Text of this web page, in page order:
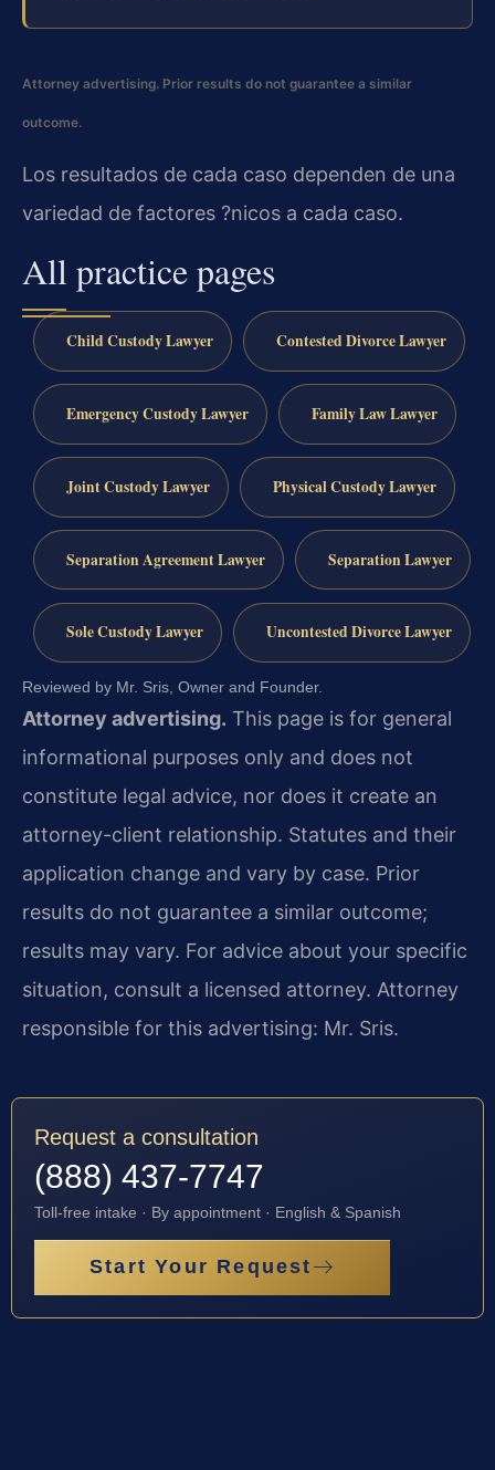
Attorney advertising. Prior results do not guarantee a similar
outcome.
Los resultados de cada caso dependen de una
variedad de factores ?nicos a cada caso.
All practice pages
Child Custody Lawyer Contested Divorce Lawyer
Emergency Custody Lawyer Family Law Lawyer
Joint Custody Lawyer Physical Custody Lawyer
Separation Agreement Lawyer Separation Lawyer
Sole Custody Lawyer Uncontested Divorce Lawyer
Reviewed by Mr. Sris, Owner and Founder.
Attorney advertising. This page is for general
informational purposes only and does not
constitute legal advice, nor does it create an
attorney-client relationship. Statutes and their
application change and vary by case. Prior
results do not guarantee a similar outcome;
results may vary. For advice about your specific
situation, consult a licensed attorney. Attorney
responsible for this advertising: Mr. Sris.
Request a consultation
(888) 437-7747
Toll-free intake · By appointment · English & Spanish
Start Your Request